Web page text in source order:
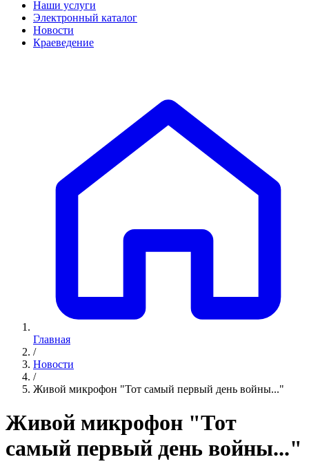
Наши услуги
Электронный каталог
Новости
Краеведение
Главная
/
Новости
/
Живой микрофон "Тот самый первый день войны..."
Живой микрофон "Тот
самый первый день войны..."